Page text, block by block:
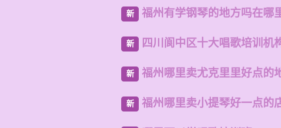
新 福州有学钢琴的地方吗在哪
新 四川阆中区十大唱歌培训机
新 福州哪里卖尤克里里好点的
新 福州哪里卖小提琴好一点的